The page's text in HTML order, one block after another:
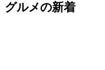
グルメの新着